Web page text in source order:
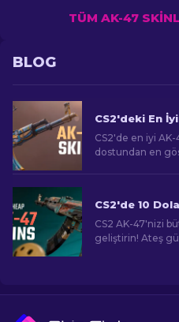
TÜM AK-47
BLOG
CS2'de en iyi
dostundan en
CS2 AK-47'nizi
geliştirin! Ateş